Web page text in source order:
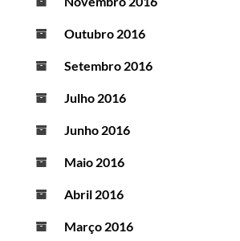
Outubro 2016
Setembro 2016
Julho 2016
Junho 2016
Maio 2016
Abril 2016
Março 2016